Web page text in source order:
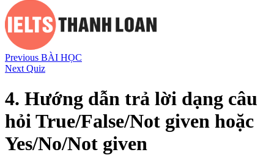
Previous BÀI HỌC
Next Quiz
4. Hướng dẫn trả lời dạng câu
hỏi True/False/Not given hoặc
Yes/No/Not given